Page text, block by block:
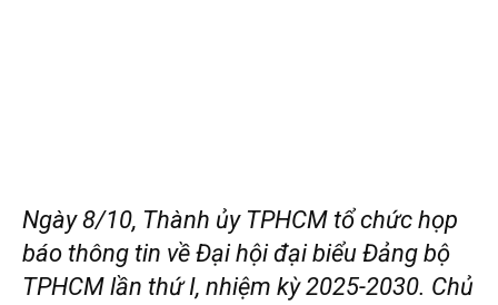
Ngày 8/10, Thành ủy TPHCM tổ chức họp
báo thông tin về Đại hội đại biểu Đảng bộ
TPHCM lần thứ I, nhiệm kỳ 2025-2030. Chủ